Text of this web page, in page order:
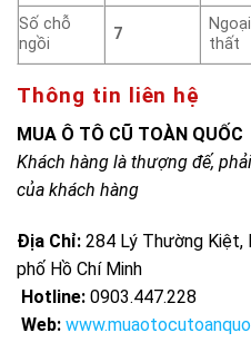
Số chỗ
ngồi
7
thất
Thông tin liên hệ
MUA Ô TÔ CŨ TOÀN QUỐC
Khách hàng là thượng đế,
của khách hàng
Địa Chỉ: 284 Lý Thường Kiệt,
phố Hồ Chí Minh
Hotline: 0903.447.228
Web: